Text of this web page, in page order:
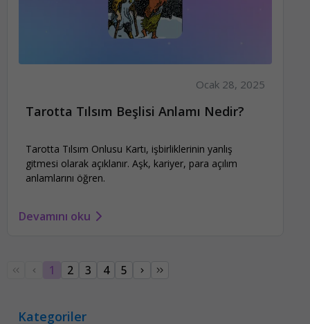
Ocak 28, 2025
Tarotta Tılsım Beşlisi Anlamı Nedir?
Tarotta Tılsım Onlusu Kartı, işbirliklerinin yanlış
gitmesi olarak açıklanır. Aşk, kariyer, para açılım
anlamlarını öğren.
Devamını oku
1 2 3 4 5
Kategoriler